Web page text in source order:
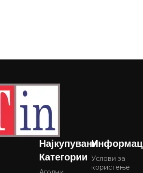
Најкупувани
Категории Услови за
користење